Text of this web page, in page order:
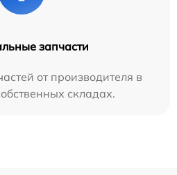
запчасти
от производителя в
складах.